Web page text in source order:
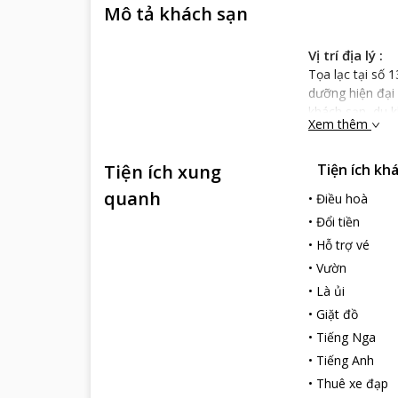
Mô tả khách sạn
Vị trí địa lý :
Tọa lạc tại số
dưỡng hiện
khách sạn, du
thăm một số
Sydney Hotel
mát của cỏ
trong xanh
lý tưởng cho
tân không nơi
Dịch vụ của
Khách sạn
phù hợp với
nhau. Các
đặc biệt
nhìn ra khung
Tại Sydney
Xem thêm
Tiện ích xung
quanh
Tiện ích
• Điều hoà
• Đổi tiền
• Hỗ trợ vé
• Vườn
• Là ủi
• Giặt đồ
• Tiếng Nga
• Tiếng Anh
• Thuê xe đạp